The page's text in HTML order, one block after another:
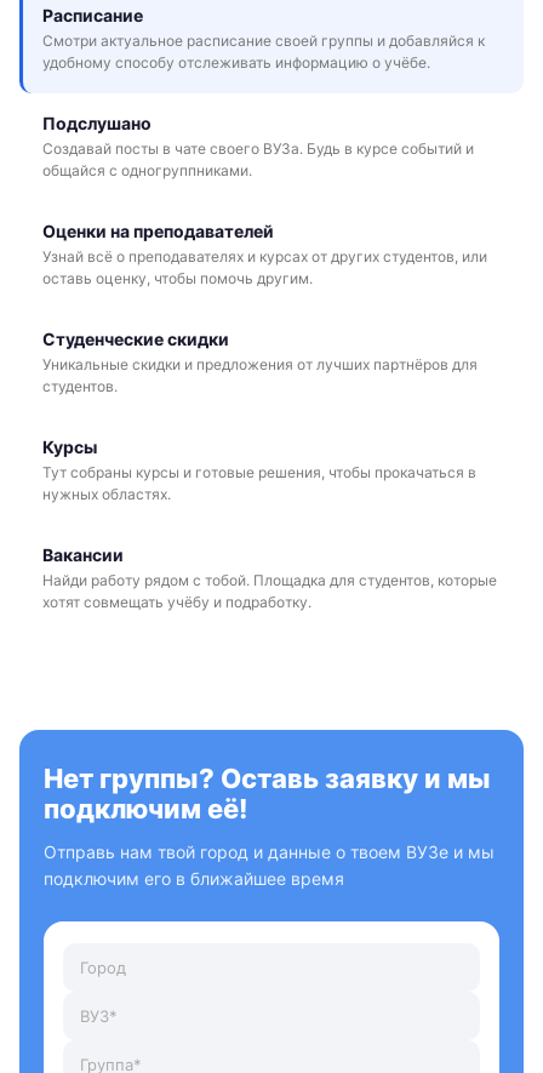
Расписание
Смотри актуальное расписание своей группы и добавляйся к
удобному способу отслеживать информацию о учёбе.
Подслушано
Создавай посты в чате своего ВУЗа. Будь в курсе событий и
общайся с одногруппниками.
Оценки на преподавателей
Узнай всё о преподавателях и курсах от других студентов, или
оставь оценку, чтобы помочь другим.
Студенческие скидки
Уникальные скидки и предложения от лучших партнёров для
студентов.
Курсы
Тут собраны курсы и готовые решения, чтобы прокачаться в
нужных областях.
Вакансии
Найди работу рядом с тобой. Площадка для студентов, которые
хотят совмещать учёбу и подработку.
Нет группы? Оставь заявку и мы
подключим её!
Отправь нам твой город и данные о твоем ВУЗе и мы
подключим его в ближайшее время